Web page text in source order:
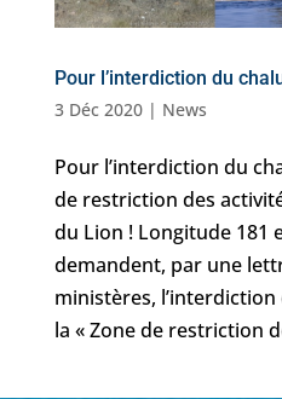
Pour l’interdiction du
3 Déc 2020| News
Pour l’interdiction du
de restriction des
du Lion ! Longitude 181
demandent, par une
ministères,
la « Zone de restriction